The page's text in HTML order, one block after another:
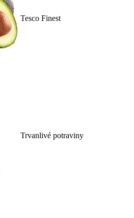
Tesco Finest
Trvanlivé potraviny